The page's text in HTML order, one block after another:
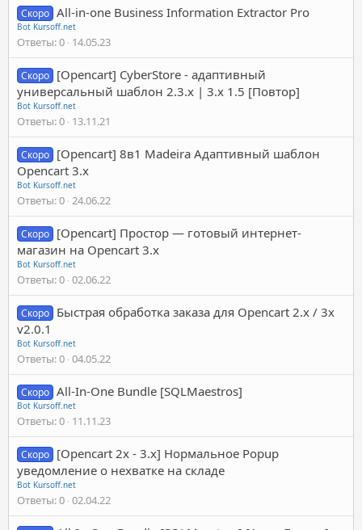
Скоро All-in-one Business Information Extractor Pro
Bot Kursoff.net
Ответы 0 14.05.23
Скоро [Opencart] CyberStore - адаптивный
универсальный шаблон 2.3.x | 3.x 1.5 [Повтор]
Bot Kursoff.net
Ответы 0 13.11.21
Скоро [Opencart] 8в1 Madeira Адаптивный шаблон
Opencart 3.x
Bot Kursoff.net
Ответы 0 24.06.22
Скоро [Opencart] Простор — готовый интернет-
магазин на Opencart 3.x
Bot Kursoff.net
Ответы 0 02.06.22
Скоро Быстрая обработка заказа для Opencart 2.x / 3х
v2.0.1
Bot Kursoff.net
Ответы 0 04.05.22
Скоро All-In-One Bundle [SQLMaestros]
Bot Kursoff.net
Ответы 0 11.11.23
Скоро [Opencart 2x - 3.x] Нормальное Popup
уведомление о нехватке на складе
Bot Kursoff.net
Ответы 0 02.04.22